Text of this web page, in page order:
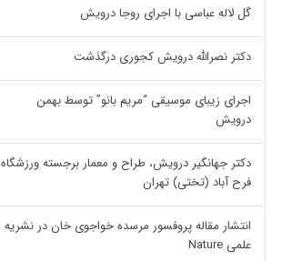
گل لاله عباسی با اجرای روجا درویش
دکتر نصرالله درویش کجوری درگذشت
اجرای زیبای موسیقی “مریم بانو” توسط بهمن
درویش
دکتر جهانگیر درویش، طراح و معمار برجسته ورزشگاه
فرح آباد (تختی) تهران
انتشار مقاله پروفسور مرسده خواجوی خان در نشریه
علمی Nature